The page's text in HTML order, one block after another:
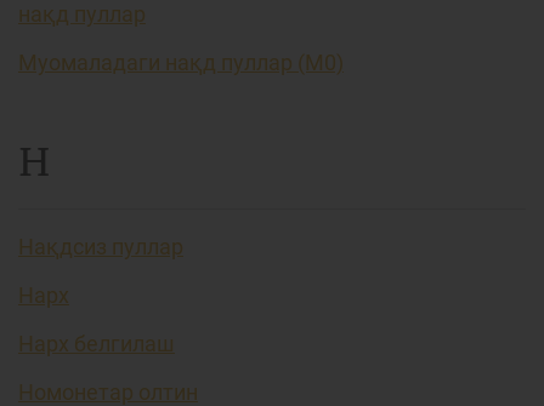
нақд пуллар
Муомаладаги нақд пуллар (М0)
Н
Нақдсиз пуллар
Нарх
Нарх белгилаш
Номонетар олтин